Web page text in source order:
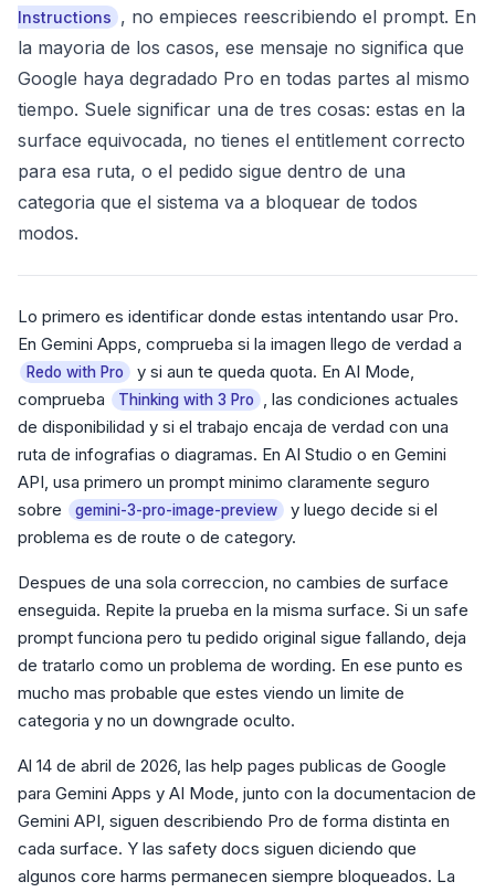
Instructions , no empieces reescribiendo el prompt. En
la mayoria de los casos, ese mensaje no significa que
Google haya degradado Pro en todas partes al mismo
tiempo. Suele significar una de tres cosas: estas en la
surface equivocada, no tienes el entitlement correcto
para esa ruta, o el pedido sigue dentro de una
categoria que el sistema va a bloquear de todos
modos.
Lo primero es identificar donde estas intentando usar Pro.
En Gemini Apps, comprueba si la imagen llego de verdad a
Redo with Pro
y si aun te queda quota. En AI Mode,
comprueba
Thinking with 3 Pro
, las condiciones actuales
de disponibilidad y si el trabajo encaja de verdad con una
ruta de infografias o diagramas. En AI Studio o en Gemini
API, usa primero un prompt minimo claramente seguro
sobre
gemini-3-pro-image-preview
y luego decide si el
problema es de route o de category.
Despues de una sola correccion, no cambies de surface
enseguida. Repite la prueba en la misma surface. Si un safe
prompt funciona pero tu pedido original sigue fallando, deja
de tratarlo como un problema de wording. En ese punto es
mucho mas probable que estes viendo un limite de
categoria y no un downgrade oculto.
Al 14 de abril de 2026, las help pages publicas de Google
para Gemini Apps y AI Mode, junto con la documentacion de
Gemini API, siguen describiendo Pro de forma distinta en
cada surface. Y las safety docs siguen diciendo que
algunos core harms permanecen siempre bloqueados. La